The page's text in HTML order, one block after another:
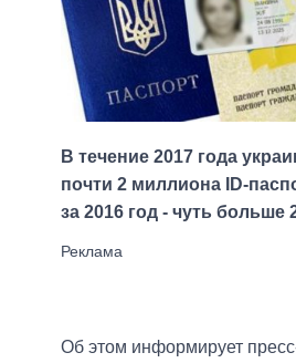
В течение 2017 года
почти 2 миллиона ID-
за 2016 год - чуть больше
Об этом информирует